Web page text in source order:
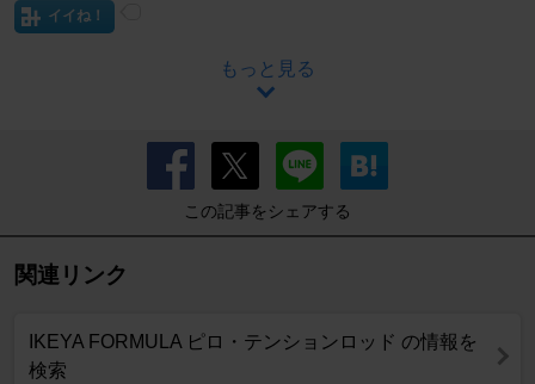
イイね！
もっと見る
この記事をシェアする
関連リンク
IKEYA FORMULA ピロ・テンションロッド の情報を
検索